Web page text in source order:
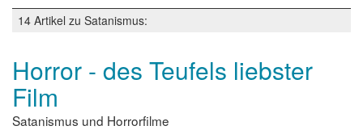
14 Artikel zu Satanismus:
Horror - des Teufels liebster
Film
Satanismus und Horrorfilme